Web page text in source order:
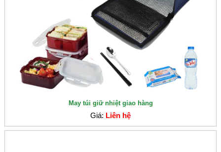
May túi giữ nhiệt giao hàng
Giá: Liên hệ